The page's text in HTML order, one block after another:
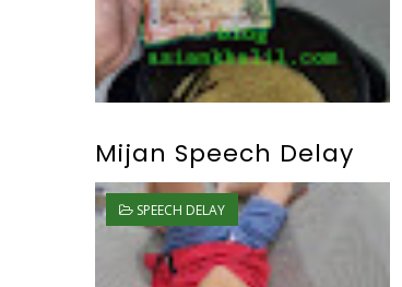
Mijan Speech Delay
SPEECH DELAY